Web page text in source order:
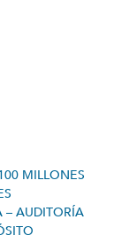
MILLONES
– AUDITORÍA